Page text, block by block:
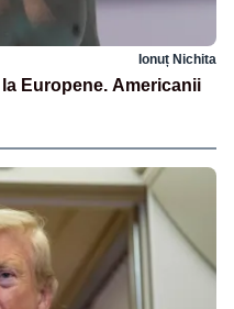
Ionuț Nichita
Europene. Americanii